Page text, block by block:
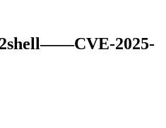
2025-